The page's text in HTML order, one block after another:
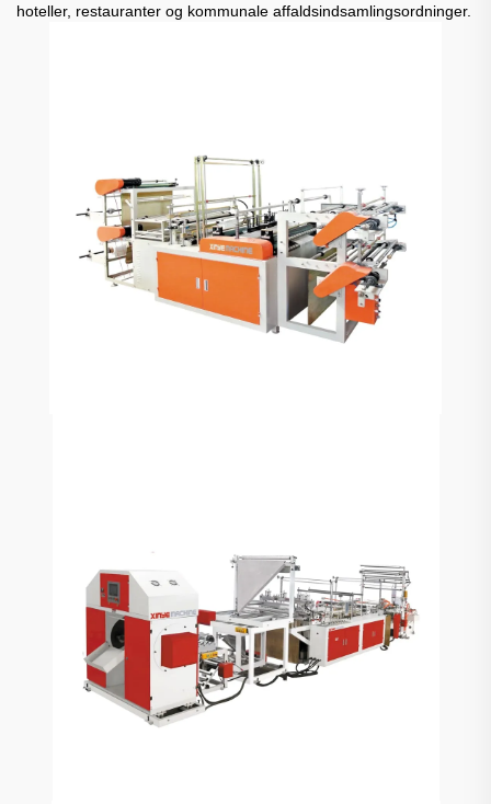
hoteller, restauranter og kommunale affaldsindsamlingsordninger.